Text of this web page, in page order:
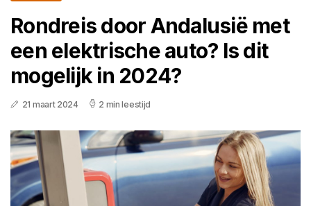
Rondreis door Andalusië met
een elektrische auto? Is dit
mogelijk in 2024?
21 maart 2024 2 min leestijd